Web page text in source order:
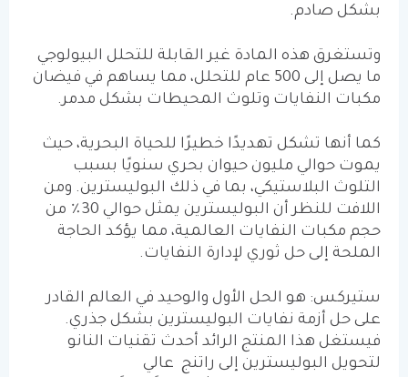
بشكل صادم.
وتستغرق هذه المادة غير القابلة للتحلل البيولوجي
ما يصل إلى 500 عام للتحلل، مما يساهم في فيضان
مكبات النفايات وتلوث المحيطات بشكل مدمر.
كما أنها تشكل تهديدًا خطيرًا للحياة البحرية، حيث
يموت حوالي مليون حيوان بحري سنويًا بسبب
التلوث البلاستيكي، بما في ذلك البوليسترين. ومن
اللافت للنظر أن البوليسترين يمثل حوالي 30٪ من
حجم مكبات النفايات العالمية، مما يؤكد الحاجة
الملحة إلى حل ثوري لإدارة النفايات.
ستيركس: هو الحل الأول والوحيد في العالم القادر
على حل أزمة نفايات البوليسترين بشكل جذري.
فيستغل هذا المنتج الرائد أحدث تقنيات النانو
لتحويل البوليسترين إلى راتنج عالي